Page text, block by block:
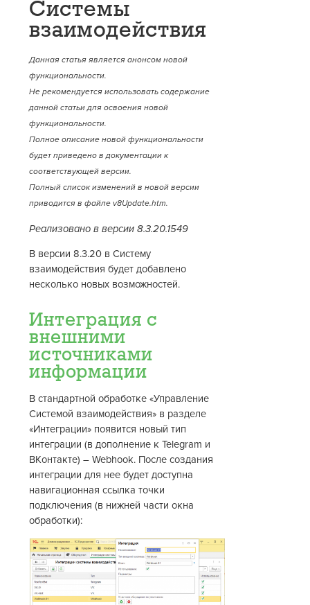
Системы
взаимодействия
Данная статья является анонсом новой
функциональности.
Не рекомендуется использовать содержание
данной статьи для освоения новой
функциональности.
Полное описание новой функциональности
будет приведено в документации к
соответствующей версии.
Полный список изменений в новой версии
приводится в файле v8Update.htm.
Реализовано в версии 8.3.20.1549
В версии 8.3.20 в Систему
взаимодействия будет добавлено
несколько новых возможностей.
Интеграция с
внешними
источниками
информации
В стандартной обработке «Управление
Системой взаимодействия» в разделе
«Интеграции» появится новый тип
интеграции (в дополнение к Telegram и
ВКонтакте) – Webhook. После создания
интеграции для нее будет доступна
навигационная ссылка точки
подключения (в нижней части окна
обработки):